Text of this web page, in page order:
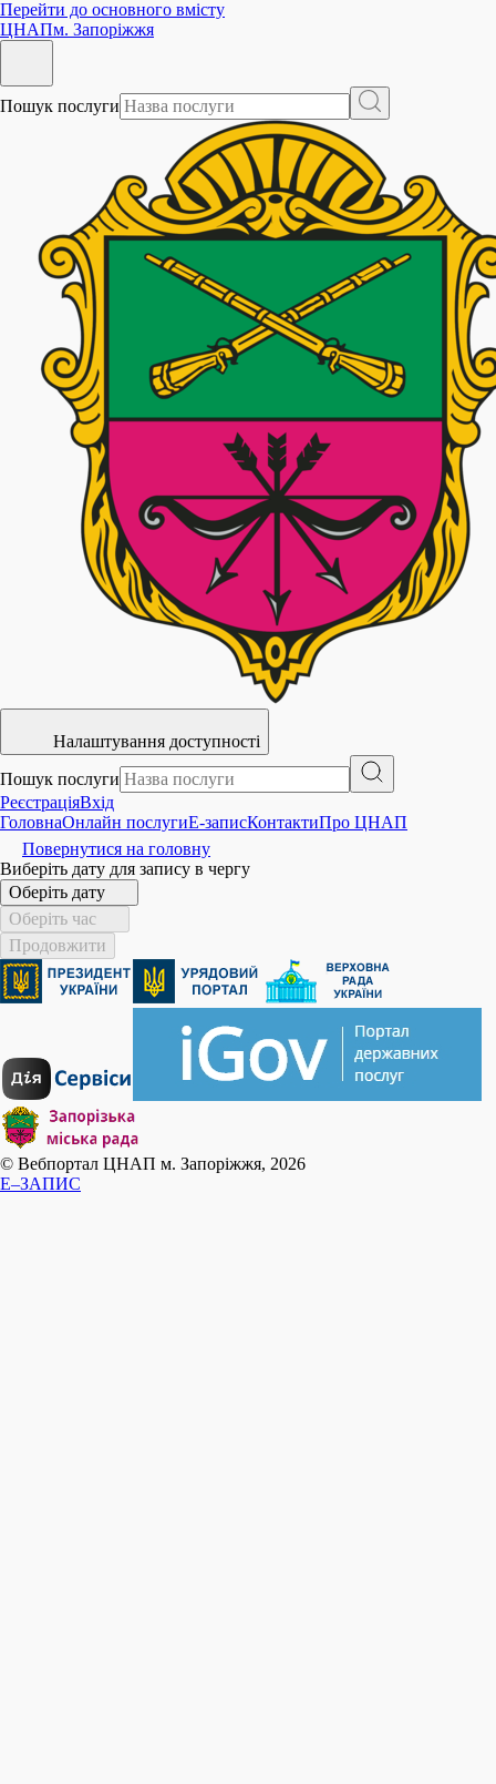
Перейти до основного вмісту
ЦНАПм. Запоріжжя
Пошук послуги
Налаштування доступності
Пошук послуги
РеєстраціяВхід
ГоловнаОнлайн послугиE-записКонтактиПро ЦНАП
Повернутися на головну
Виберіть дату для запису в чергу
Оберіть дату
Оберіть час
Продовжити
© Вебпортал ЦНАП м. Запоріжжя, 2026
E–ЗАПИС